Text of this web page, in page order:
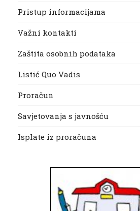
Pristup informacijama
Važni kontakti
Zaštita osobnih podataka
Listić Quo Vadis
Proračun
Savjetovanja s javnošću
Isplate iz proračuna